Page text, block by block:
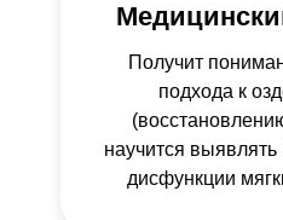
Получит
подхода к
научится выявлять
дисфункции